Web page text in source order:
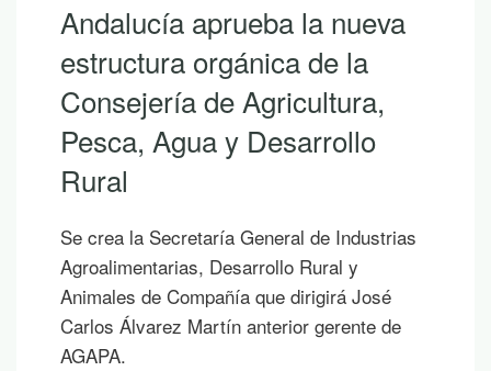
Andalucía aprueba la nueva
estructura orgánica de la
Consejería de Agricultura,
Pesca, Agua y Desarrollo
Rural
Se crea la Secretaría General de Industrias
Agroalimentarias, Desarrollo Rural y
Animales de Compañía que dirigirá José
Carlos Álvarez Martín anterior gerente de
AGAPA.